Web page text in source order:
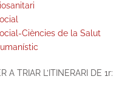
Ciències de la Salut
A TRIAR L’ITINERARI DE 1r: